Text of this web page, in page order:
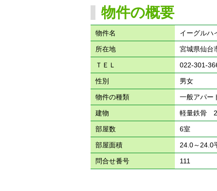
物件の概要
物件名 イーグルハ
所在地 宮城県仙台
ＴＥＬ 022-301-
性別 男女
物件の種類 一般アパー
建物 軽量鉄骨
部屋数 6室
部屋面積 24.0～24.0
問合せ番号 111